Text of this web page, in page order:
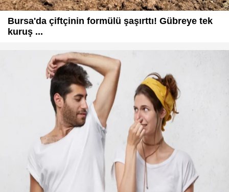
Bursa'da çiftçinin formülü şaşırttı! Gübreye tek
kuruş ...